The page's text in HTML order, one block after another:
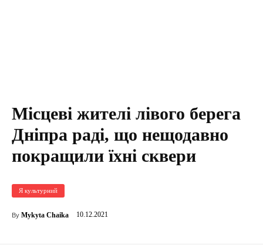
Місцеві жителі лівого берега
Дніпра раді, що нещодавно
покращили їхні сквери
Я культурний
By Mykyta Chaika 10.12.2021